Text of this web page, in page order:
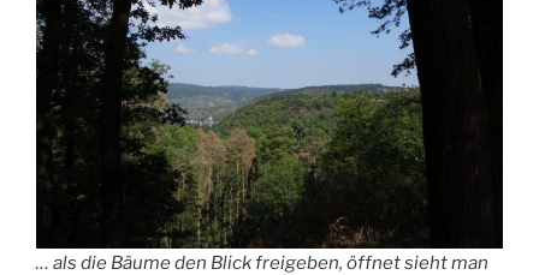
… als die Bäume den Blick freigeben, öffnet sieht man